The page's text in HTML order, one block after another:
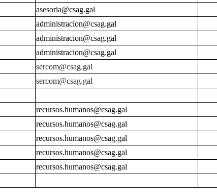
asesoria@csag.gal
administracion@csag.gal
administracion@csag.gal
administracion@csag.gal
sercom@csag.gal
sercom@csag.gal
recursos.humanos@csag.gal
recursos.humanos@csag.gal
recursos.humanos@csag.gal
recursos.humanos@csag.gal
recursos.humanos@csag.gal